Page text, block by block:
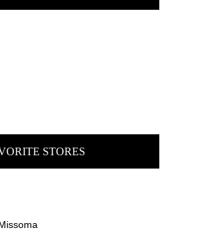
STORES